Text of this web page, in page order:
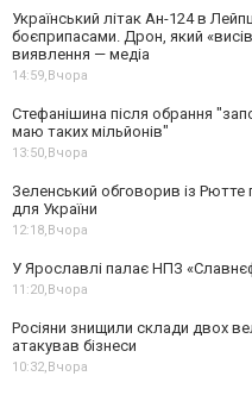
Український літак Ан-124 в
боєприпасами. Дрон, який
виявлення — медіа
14:59,Вчора
Стефанішина після обрання
маю таких мільйонів"
13:50,Вчора
Зеленський обговорив із
для України
12:18,Вчора
У Ярославлі палає НПЗ
11:20,Вчора
Росіяни знищили склади двох
атакував бізнеси
10:32,Вчора